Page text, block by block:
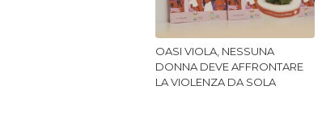
OASI VIOLA, NESSUNA
DONNA DEVE AFFRONTARE
LA VIOLENZA DA SOLA